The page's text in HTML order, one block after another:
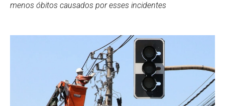
menos óbitos causados por esses incidentes